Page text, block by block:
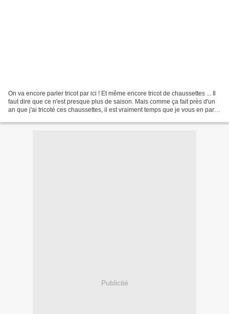
On va encore parler tricot par ici ! Et même encore tricot de chaussettes ... Il
faut dire que ce n'est presque plus de saison. Mais comme ça fait près d'un
an que j'ai tricoté ces chaussettes, il est vraiment temps que je vous en parle.
Publicité